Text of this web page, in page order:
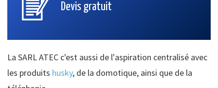
Devis gratuit
La SARL ATEC c'est aussi de l'aspiration centralisé avec
les produits husky, de la domotique, ainsi que de la